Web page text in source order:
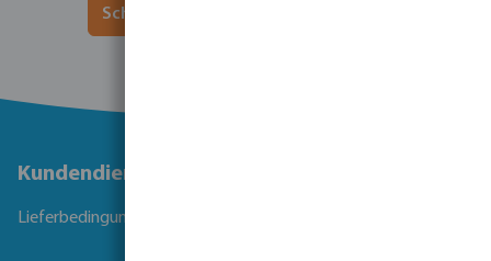
Schauen Sie sich unsere Produkte an
Kundendienst
Lieferbedingungen